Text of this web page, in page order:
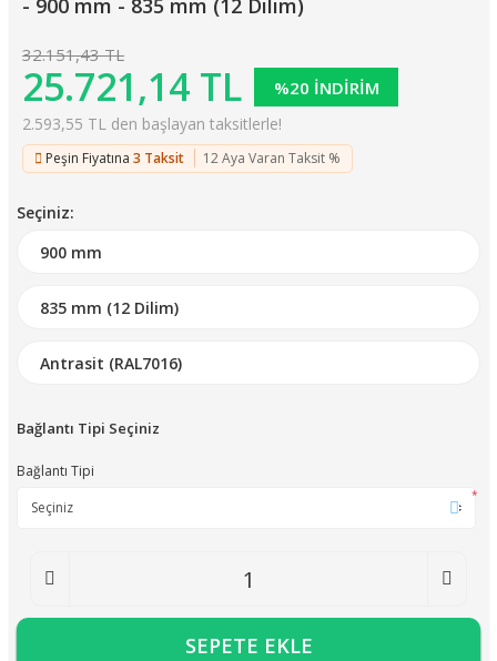
- 900 mm - 835 mm (12 Dilim)
32.151,43 TL
25.721,14 TL %20 İNDİRİM
2.593,55 TL den başlayan taksitlerle!
Peşin Fiyatına 3 Taksit 12 Aya Varan Taksit %
Seçiniz:
Bağlantı Tipi Seçiniz
Bağlantı Tipi
*
SEPETE EKLE